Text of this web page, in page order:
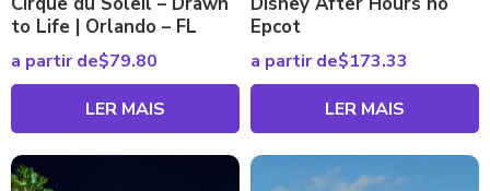
to Life | Orlando – FL
a partir de$79.80
LER MAIS
Epcot
a partir de$173.33
LER MAIS